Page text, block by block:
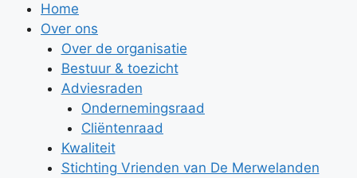
Home
Over ons
Over de organisatie
Bestuur & toezicht
Adviesraden
Ondernemingsraad
Cliëntenraad
Kwaliteit
Stichting Vrienden van De Merwelanden